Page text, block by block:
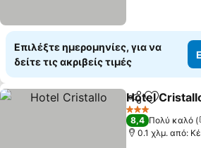
Επιλέξτε ημερομηνίες, για να
δείτε τις ακριβείς τιμές
Κοινοποίηση
Hotel
3 Αστέρια
8,4 Πολύ καλό
0.1 χλμ. από: